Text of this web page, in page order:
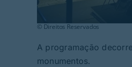
© Direitos Reservados
A programação
monumentos.